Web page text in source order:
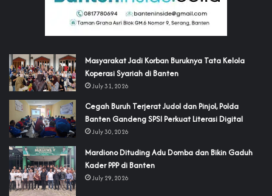
‎Masyarakat Jadi Korban Buruknya Tata Kelola
Koperasi Syariah di Banten
July 31, 2026
Cegah Buruh Terjerat Judol dan Pinjol, Polda
Banten Gandeng SPSI Perkuat Literasi Digital
July 30, 2026
‎Mardiono Dituding Adu Domba dan Bikin Gaduh
Kader PPP di Banten
July 29, 2026